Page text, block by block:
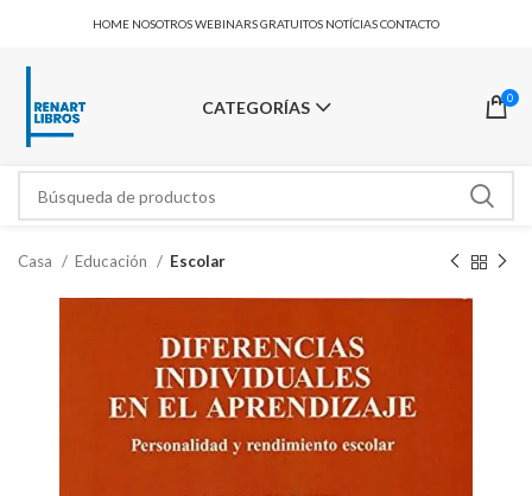
HOME NOSOTROSWEBINARS GRATUITOS NOTÍCIASCONTACTO
CATEGORÍAS 0
Casa Educación Escolar